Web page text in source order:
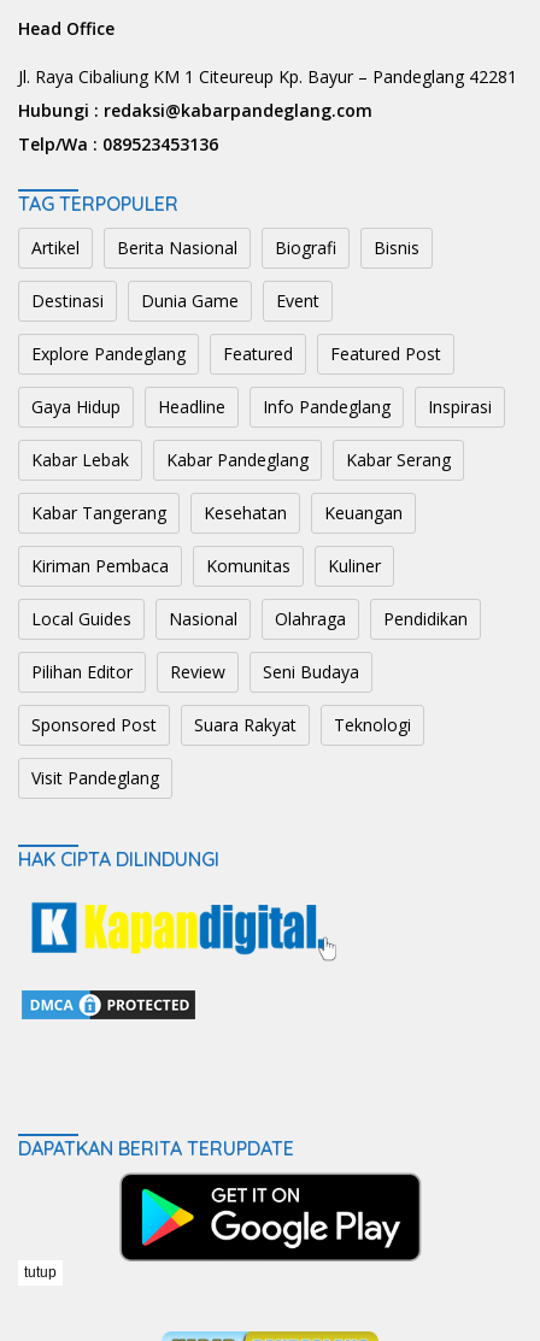
Head Office
Jl. Raya Cibaliung KM 1 Citeureup Kp. Bayur – Pandeglang 42281
Hubungi : redaksi@kabarpandeglang.com
Telp/Wa : 089523453136
TAG TERPOPULER
Artikel Berita Nasional Biografi Bisnis
Destinasi Dunia Game Event
Explore Pandeglang Featured Featured Post
Gaya Hidup Headline Info Pandeglang Inspirasi
Kabar Lebak Kabar Pandeglang Kabar Serang
Kabar Tangerang Kesehatan Keuangan
Kiriman Pembaca Komunitas Kuliner
Local Guides Nasional Olahraga Pendidikan
Pilihan Editor Review Seni Budaya
Sponsored Post Suara Rakyat Teknologi
Visit Pandeglang
HAK CIPTA DILINDUNGI
DAPATKAN BERITA TERUPDATE
tutup